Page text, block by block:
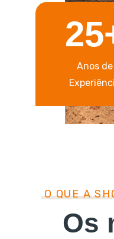
Anos de
O QUE A
Os